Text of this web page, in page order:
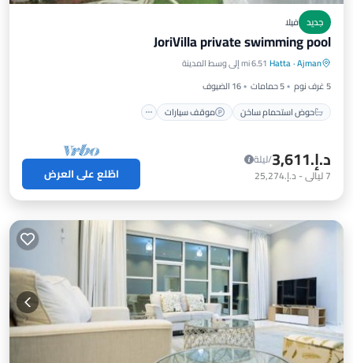
جديد فيلا
JoriVilla private swimming pool
Ajman
·
Hatta 6.51 mi إلى وسط المدينة
5 غرف نوم
5 حمامات
16 الضيوف
حوض استحمام ساخن
موقف سيارات
حوض استحمام ساخن
موقف سيارات
مسبح
مطبخ
د.إ.‏3,611
/ليلة
7ليالي- د.إ.‏25,274 اطّلع على العرض